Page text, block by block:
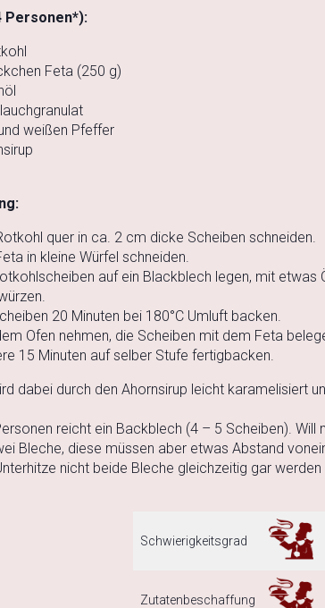
Personen*):
Feta (250 g)
weißen Pfeffer
quer in ca. 2 cm dicke Scheiben schneiden.
in kleine Würfel schneiden.
auf ein Blackblech legen, mit etwas
20 Minuten bei 180°C Umluft backen.
Ofen nehmen, die Scheiben mit dem Feta
15 Minuten auf selber Stufe fertigbacken.
dabei durch den Ahornsirup leicht karamelisiert
reicht ein Backblech (4 – 5 Scheiben).
Bleche, diese müssen aber etwas Abstand
nicht beide Bleche gleichzeitig gar werden
Schwierigkeitsgrad
Zutatenbeschaffung